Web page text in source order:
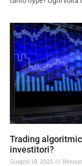
Trading
investitori?
Giugno 18, 2025